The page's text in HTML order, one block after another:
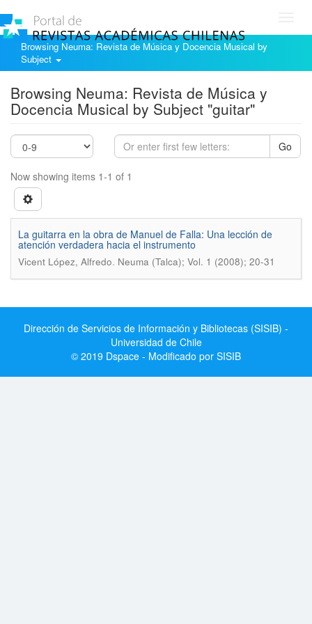
Browsing Neuma: Revista de Música y Docencia Musical by
Subject
Browsing Neuma: Revista de Música y
Docencia Musical by Subject "guitar"
Go
Now showing items 1-1 of 1
La guitarra en la obra de Manuel de Falla: Una lección de
atención verdadera hacia el instrumento
Vicent López, Alfredo. Neuma (Talca); Vol. 1 (2008); 20-31
Dirección de Servicios de Información y Bibliotecas (SISIB) -
Universidad de Chile
© 2019 Dspace - Modificado por SISIB